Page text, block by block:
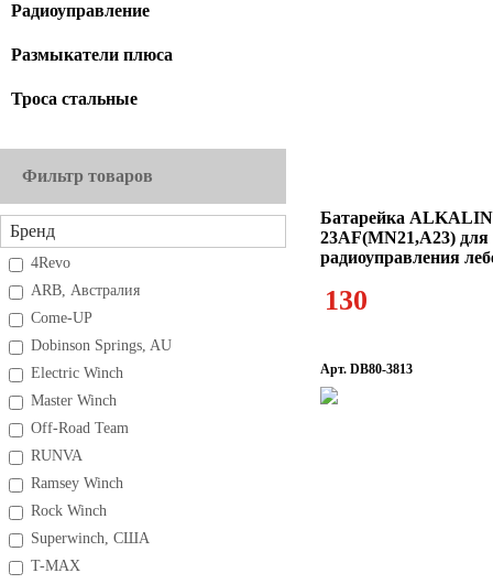
Радиоуправление
Размыкатели плюса
Троса стальные
Фильтр товаров
Бренд
4Revo
ARB, Австралия
Come-UP
Dobinson Springs, AU
Electric Winch
Master Winch
Off-Road Team
RUNVA
Ramsey Winch
Rock Winch
Superwinch, США
T-MAX
Батарейка
23AF(MN21,A23) для
радиоуправления
130
Арт. DB80-3813